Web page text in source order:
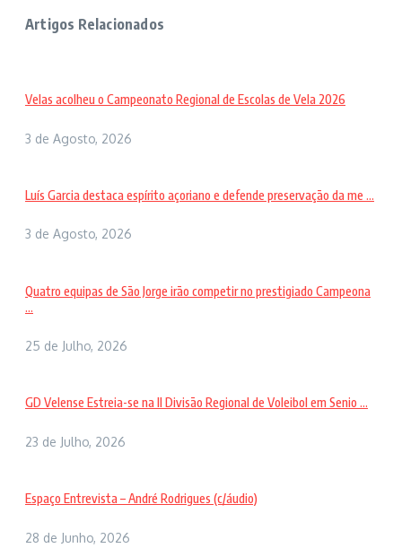
Artigos Relacionados
Velas acolheu o Campeonato Regional de Escolas de Vela 2026
3 de Agosto, 2026
Luís Garcia destaca espírito açoriano e defende preservação da me ...
3 de Agosto, 2026
Quatro equipas de São Jorge irão competir no prestigiado Campeona
...
25 de Julho, 2026
GD Velense Estreia-se na II Divisão Regional de Voleibol em Senio ...
23 de Julho, 2026
Espaço Entrevista – André Rodrigues (c/áudio)
28 de Junho, 2026